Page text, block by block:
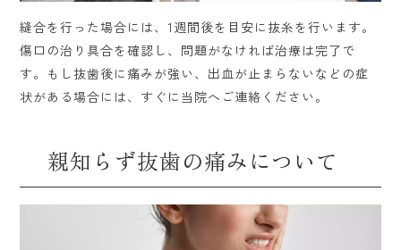
縫合を行った場合には、1週間後を目安に抜糸を行います。
傷口の治り具合を確認し、問題がなければ治療は完了で
す。もし抜歯後に痛みが強い、出血が止まらないなどの症
状がある場合には、すぐに当院へご連絡ください。
親知らず抜歯の痛みについて